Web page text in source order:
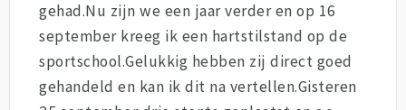
gehad.Nu zijn we een jaar verder en op 16
september kreeg ik een hartstilstand op de
sportschool.Gelukkig hebben zij direct goed
gehandeld en kan ik dit na vertellen.Gisteren